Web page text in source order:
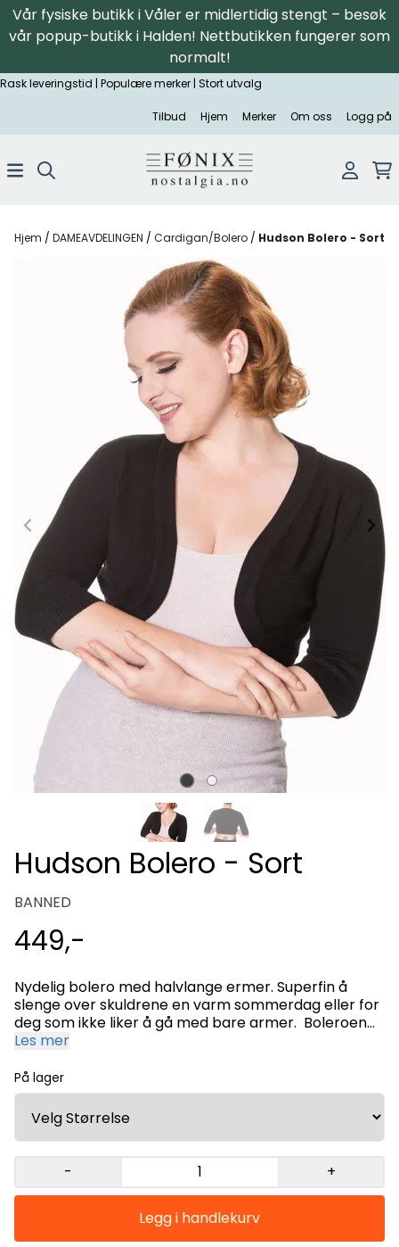
Hopp til innhold
Vår fysiske butikk i Våler er midlertidig stengt – besøk
vår popup-butikk i Halden! Nettbutikken fungerer som
normalt!
Rask leveringstid | Populære merker | Stort utvalg
Tilbud Hjem Merker Om oss Logg på
Hjem / DAMEAVDELINGEN / Cardigan/Bolero / Hudson Bolero - Sort
Hudson Bolero - Sort
BANNED
449,-
Nydelig bolero med halvlange ermer. Superfin å
slenge over skuldrene en varm sommerdag eller for
deg som ikke liker å gå med bare armer. Boleroen
er midjekort og passer perfekt til f.eks. swingkjoler
28% elastan Vaskes separat i kaldt vann 30 grader.
Må ikke tørkes i tørketrommel. Strykes på lav
temperatur.
Les mer
På lager
- +